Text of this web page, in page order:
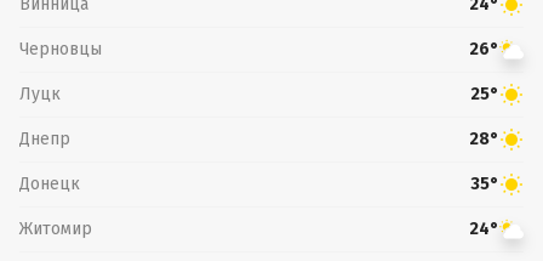
24°
Черновцы 26°
Луцк 25°
Днепр 28°
Донецк 35°
Житомир 24°